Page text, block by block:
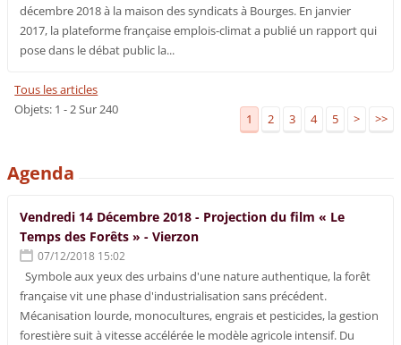
décembre 2018 à la maison des syndicats à Bourges. En janvier
2017, la plateforme française emplois-climat a publié un rapport qui
pose dans le débat public la...
Tous les articles
Objets: 1 - 2 Sur 240
1 2 3 4 5 > >>
Agenda
Vendredi 14 Décembre 2018 - Projection du film « Le
Temps des Forêts » - Vierzon
07/12/2018 15:02
Symbole aux yeux des urbains d'une nature authentique, la forêt
française vit une phase d'industrialisation sans précédent.
Mécanisation lourde, monocultures, engrais et pesticides, la gestion
forestière suit à vitesse accélérée le modèle agricole intensif. Du